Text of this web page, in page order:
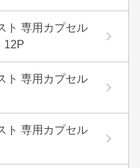
ト 専用カプセル
12P
ト 専用カプセル
ト 専用カプセル